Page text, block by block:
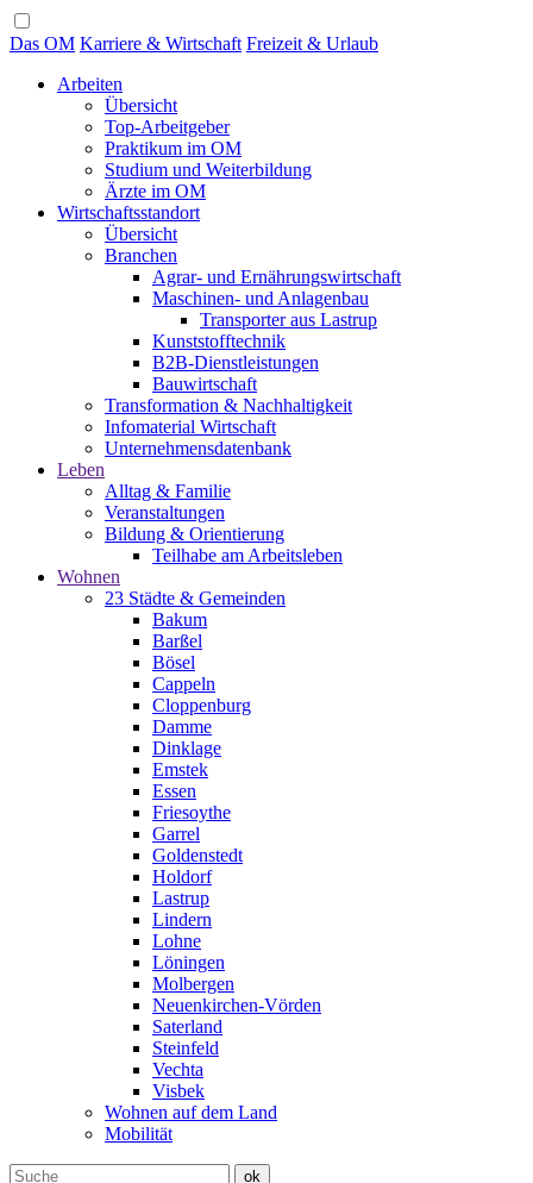
Das OM Karriere & Wirtschaft Freizeit & Urlaub
Arbeiten
Übersicht
Top-Arbeitgeber
Praktikum im OM
Studium und Weiterbildung
Ärzte im OM
Wirtschaftsstandort
Übersicht
Branchen
Agrar- und Ernährungswirtschaft
Maschinen- und Anlagenbau
Transporter aus Lastrup
Kunststofftechnik
B2B-Dienstleistungen
Bauwirtschaft
Transformation & Nachhaltigkeit
Infomaterial Wirtschaft
Unternehmensdatenbank
Leben
Alltag & Familie
Veranstaltungen
Bildung & Orientierung
Teilhabe am Arbeitsleben
Wohnen
23 Städte & Gemeinden
Bakum
Barßel
Bösel
Cappeln
Cloppenburg
Damme
Dinklage
Emstek
Essen
Friesoythe
Garrel
Goldenstedt
Holdorf
Lastrup
Lindern
Lohne
Löningen
Molbergen
Neuenkirchen-Vörden
Saterland
Steinfeld
Vechta
Visbek
Wohnen auf dem Land
Mobilität